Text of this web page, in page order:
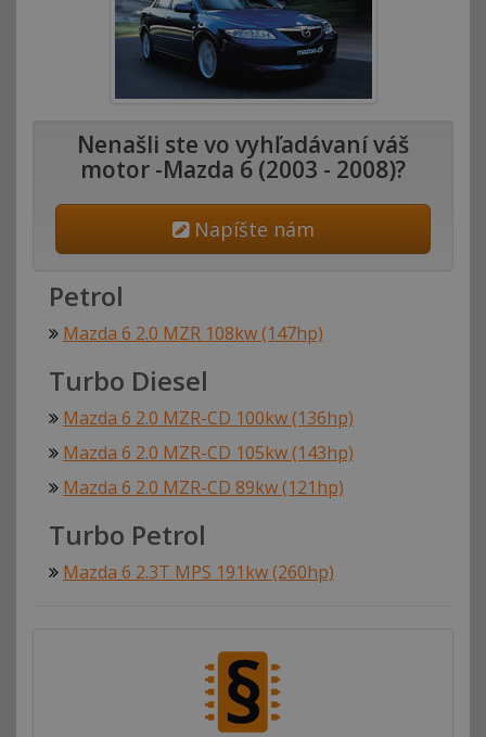
Nenašli ste vo vyhľadávaní váš
motor -Mazda 6 (2003 - 2008)?
Napíšte nám
Petrol
Mazda 6 2.0 MZR 108kw (147hp)
Turbo Diesel
Mazda 6 2.0 MZR-CD 100kw (136hp)
Mazda 6 2.0 MZR-CD 105kw (143hp)
Mazda 6 2.0 MZR-CD 89kw (121hp)
Turbo Petrol
Mazda 6 2.3T MPS 191kw (260hp)